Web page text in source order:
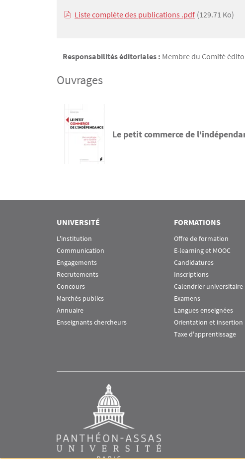
TexteListe complète des publications .pdf (129.71 Ko)
Texte
Responsabilités éditoriales : Membre du Comité
Ouvrages
Le petit commerce de
UNIVERSITÉ
L'institution
Communication
Engagements
Recrutements
Concours
Marchés publics
Annuaire
Enseignants chercheurs
FORMATIONS
Offre de formation
E-learning et MOOC
Candidatures
Inscriptions
Calendrier universitaire
Examens
Langues enseignées
Orientation et insertion
Taxe d'apprentissage